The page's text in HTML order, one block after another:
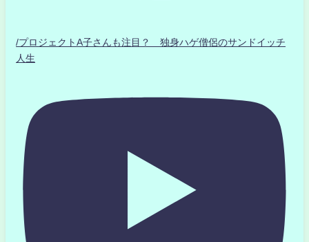
/プロジェクトA子さんも注目？ 独身ハゲ僧侶のサンドイッチ
人生